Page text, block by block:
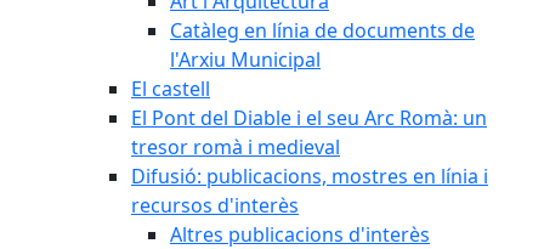
Catàleg en línia de documents de
l'Arxiu Municipal
El castell
El Pont del Diable i el seu Arc Romà: un
tresor romà i medieval
Difusió: publicacions, mostres en línia i
recursos d'interès
Altres publicacions d'interès